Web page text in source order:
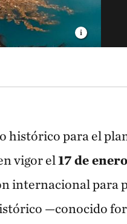
histórico para el
vigor el17 de
internacional para
—conocido